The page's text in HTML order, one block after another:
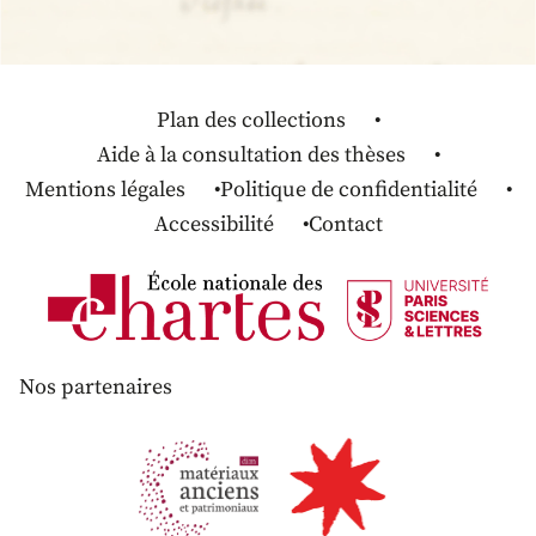
Plan des collections
Aide à la consultation des thèses
Mentions légales
Politique de confidentialité
Accessibilité
Contact
Nos partenaires